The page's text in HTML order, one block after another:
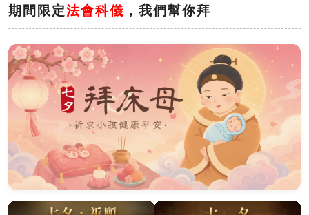
期間限定法會科儀 ，我們幫你拜